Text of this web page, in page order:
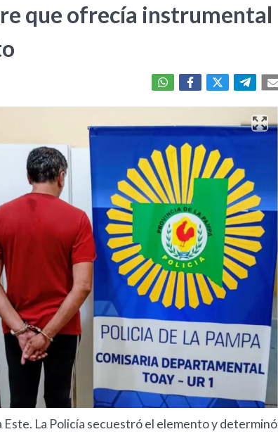
que ofrecía instrumental
Este. La Policía secuestró el elemento y determinó